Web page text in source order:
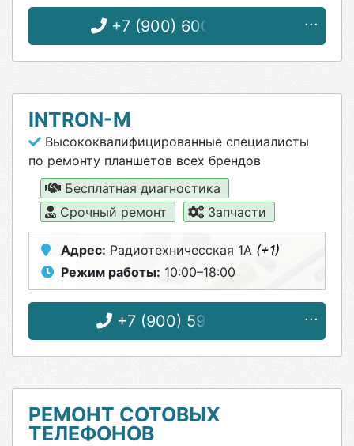
+7 (900) 600-96-55
INTRON-M
Высококвалифицированные специалисты
по ремонту планшетов всех брендов
Бесплатная диагностика
Срочный ремонт
Запчасти
Адрес: Радиотехничесская 1А (+1)
Режим работы: 10:00–18:00
+7 (900) 591-14-11
РЕМОНТ СОТОВЫХ
ТЕЛЕФОНОВ